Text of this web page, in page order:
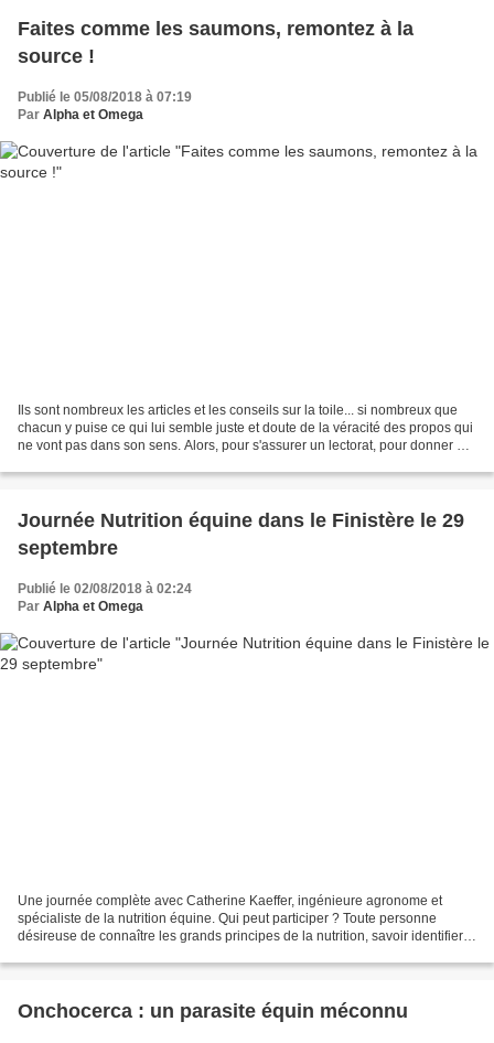
Faites comme les saumons, remontez à la
source !
Publié le 05/08/2018 à 07:19
Par Alpha et Omega
Ils sont nombreux les articles et les conseils sur la toile... si nombreux que
chacun y puise ce qui lui semble juste et doute de la véracité des propos qui
ne vont pas dans son sens. Alors, pour s'assurer un lectorat, pour donner du
Journée Nutrition équine dans le Finistère le 29
septembre
Publié le 02/08/2018 à 02:24
Par Alpha et Omega
Une journée complète avec Catherine Kaeffer, ingénieure agronome et
spécialiste de la nutrition équine. Qui peut participer ? Toute personne
désireuse de connaître les grands principes de la nutrition, savoir identifier
Onchocerca : un parasite équin méconnu